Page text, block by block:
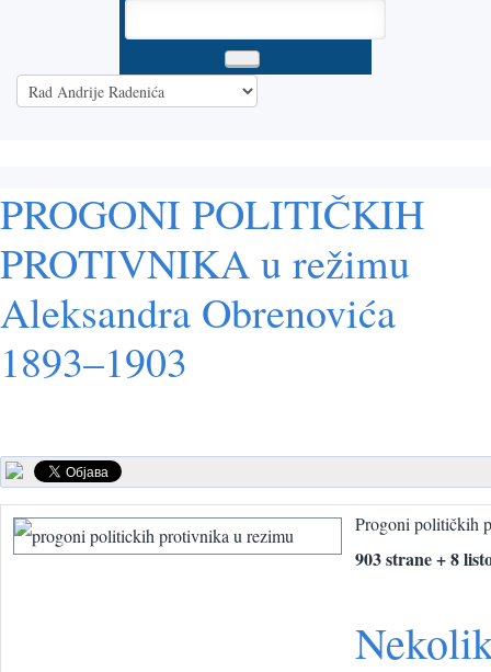
PROGONI POLITIČKIH
PROTIVNIKA u režimu
Aleksandra Obrenovića
1893–1903
Progoni političkih
903 strane + 8